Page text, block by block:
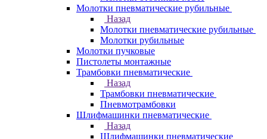
Молотки пневматические рубильные
Назад
Молотки пневматические рубильные
Молотки рубильные
Молотки пучковые
Пистолеты монтажные
Трамбовки пневматические
Назад
Трамбовки пневматические
Пневмотрамбовки
Шлифмашинки пневматические
Назад
Шлифмашинки пневматические